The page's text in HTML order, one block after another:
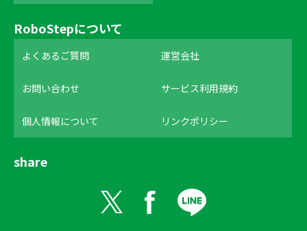
RoboStepについて
よくあるご質問 運営会社
お問い合わせ サービス利用規約
個人情報について リンクポリシー
share